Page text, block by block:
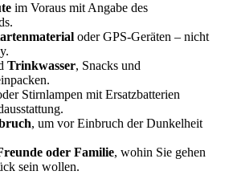
im Voraus mit Angabe des
oder GPS-Geräten – nicht
Trinkwasser, Snacks und
Stirnlampen mit Ersatzbatterien
, um vor Einbruch der Dunkelheit
oder Familie, wohin Sie gehen
sein wollen.